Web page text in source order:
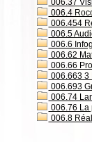
006.37
006.4
006.454
006.5
006.6
006.62
006.66
006.663 3
006.693
006.74
006.76 La
006.8